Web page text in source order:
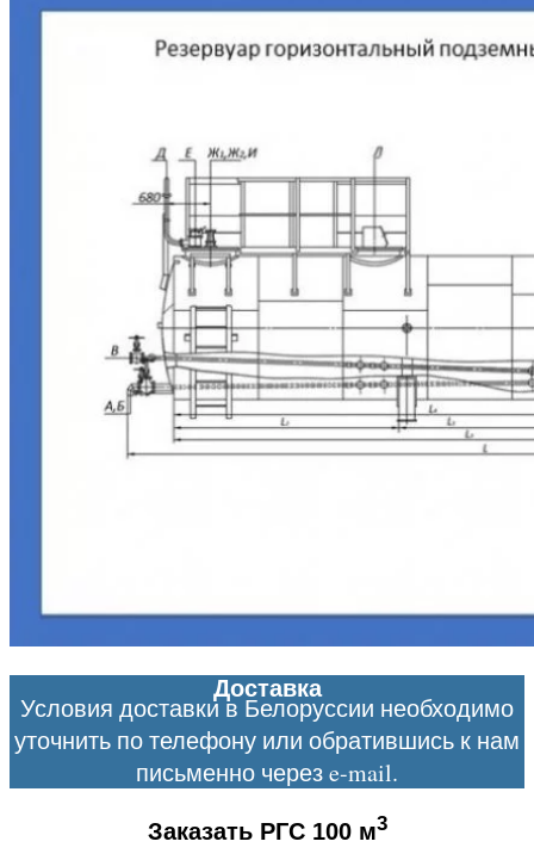
Доставка
Условия доставки в Белоруссии необходимо
уточнить по телефону или обратившись к нам
письменно через e-mail.
Заказать РГС 100 м3